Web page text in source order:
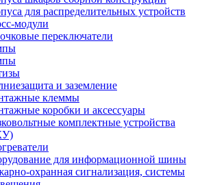
для распределительных устройств
модули
переключатели
и заземление
клеммы
коробки и аксессуары
комплектные устройства
для информационной шины
охранная сигнализация, системы